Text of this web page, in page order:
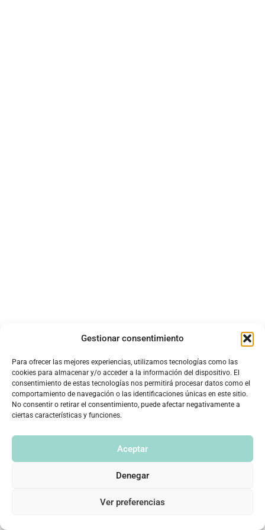
Gestionar consentimiento
Para ofrecer las mejores experiencias, utilizamos tecnologías como las
cookies para almacenar y/o acceder a la información del dispositivo. El
consentimiento de estas tecnologías nos permitirá procesar datos como el
comportamiento de navegación o las identificaciones únicas en este sitio.
No consentir o retirar el consentimiento, puede afectar negativamente a
ciertas características y funciones.
Aceptar
Denegar
Ver preferencias